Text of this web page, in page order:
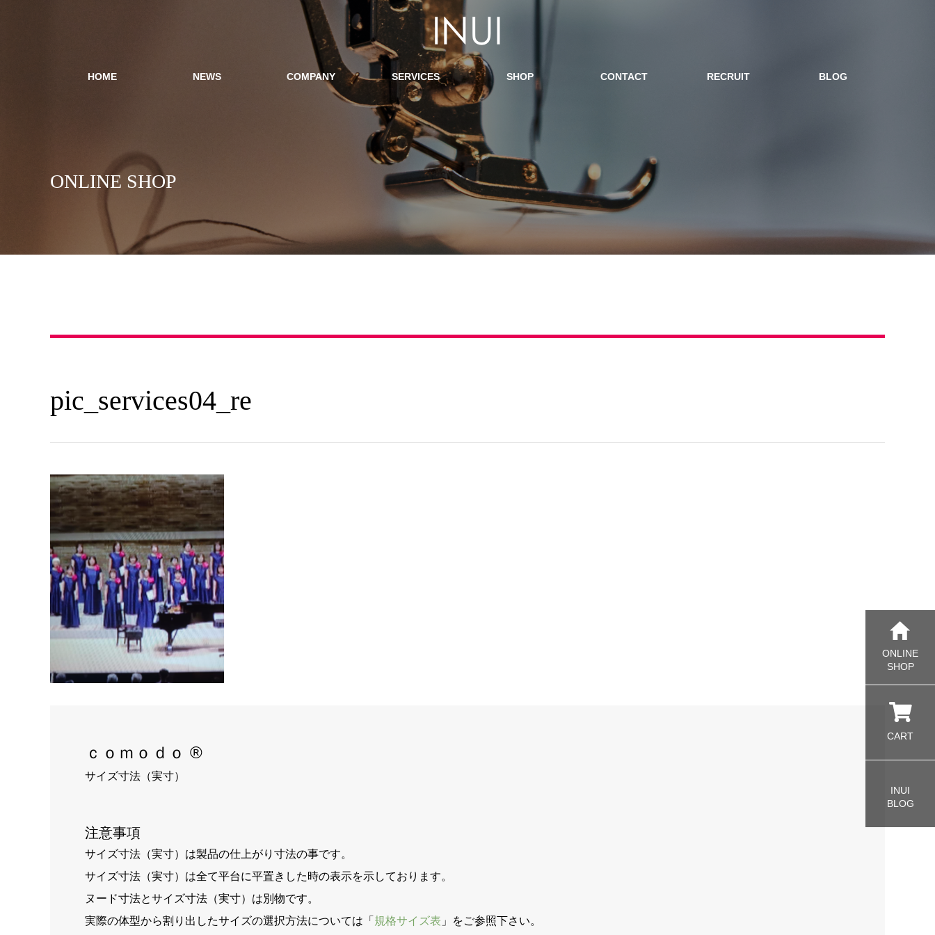
HOME NEWS COMPANY SERVICES SHOP CONTACT RECRUIT BLOG
ONLINE SHOP
pic_services04_re
ｃｏｍｏｄｏ ®
サイズ寸法（実寸）
注意事項
サイズ寸法（実寸）は製品の仕上がり寸法の事です。
サイズ寸法（実寸）は全て平台に平置きした時の表示を示しております。
ヌード寸法とサイズ寸法（実寸）は別物です。
実際の体型から割り出したサイズの選択方法については「 規格サイズ表 」をご参照下さい。
ONLINE
SHOP
CART
INUI
BLOG